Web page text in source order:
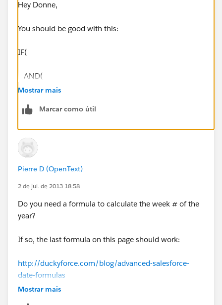
Hey Donne,
You should be good with this:
IF(
AND(
02-11'),
02-17')
),
IF(
AND(
DATEVALUE(CreatedDate) >=
DATEVALUE('2013-02-18'),
DATEVALUE(CreatedDate) <=
Mostrar mais
Marcar como útil
Pierre D (OpenText)
2 de jul. de 2013 18:58
Do you need a formula to calculate the week # of the
year?
If so, the last formula on this page should work:
http://duckyforce.com/blog/advanced-salesforce-
date-formulas
Mostrar mais